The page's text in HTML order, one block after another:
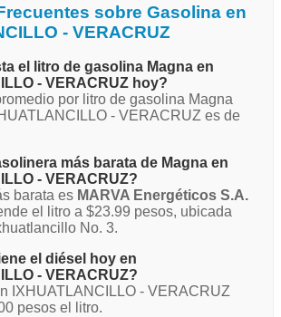
sobre Gasolina en
- VERACRUZ
el litro de gasolina Magna en
- VERACRUZ hoy?
por litro de gasolina Magna
- VERACRUZ es de
más barata de Magna en
- VERACRUZ?
barata es MARVA Energéticos S.A.
el litro a $23.99 pesos, ubicada
No. 3.
el diésel hoy en
- VERACRUZ?
IXHUATLANCILLO - VERACRUZ
pesos el litro.